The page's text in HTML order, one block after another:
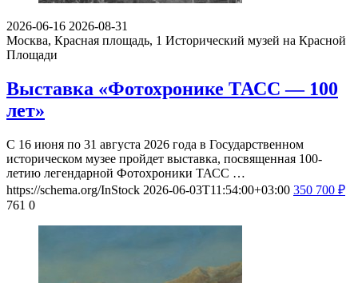
2026-06-16 2026-08-31
Москва, Красная площадь, 1 Исторический музей на Красной
Площади
Выставка «Фотохронике ТАСС — 100
лет»
С 16 июня по 31 августа 2026 года в Государственном
историческом музее пройдет выставка, посвященная 100-
летию легендарной Фотохроники ТАСС …
https://schema.org/InStock 2026-06-03T11:54:00+03:00 350 700 ₽
761 0